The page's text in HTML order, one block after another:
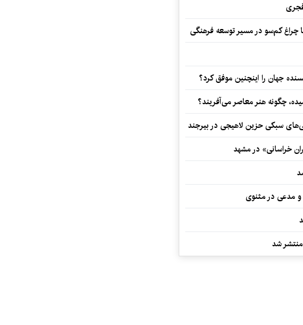
چراغ کم‌سو در مسیر توسعه فرهنگی
جهان را اینچنین موفق کرد؟
چگونه هنر معاصر می‌آفریند؟
سبکی حزین لاهیجی در بیرجند
خراسانی» در مشهد
و مدعی در مثنوی
شد